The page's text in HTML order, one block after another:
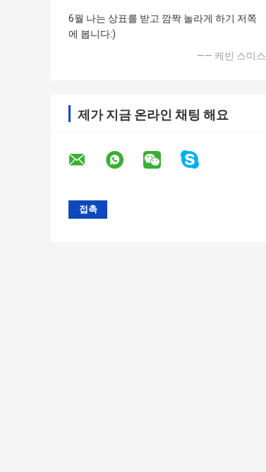
6월 나는 상표를 받고 깜짝 놀라게 하기 저쪽
에 봅니다:)
—— 케빈 스미스
제가 지금 온라인 채팅 해요